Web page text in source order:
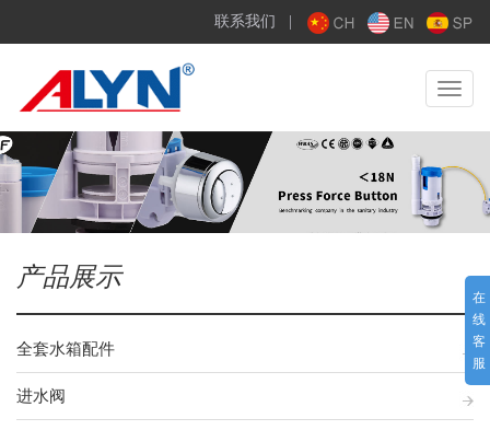
联系我们
Toggle
产品展示
全套水箱配件
进水阀
在
线
客
服